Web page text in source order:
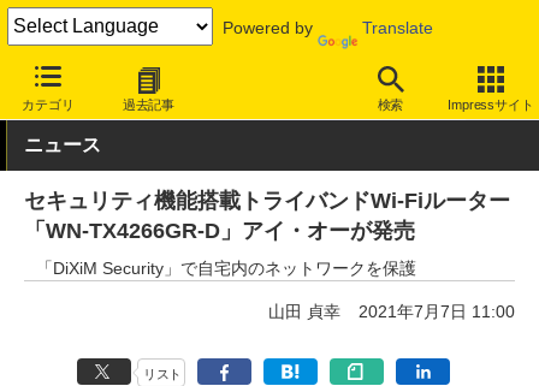
Powered by Translate
カテゴリ 過去記事 検索 Impressサイト
INTERNET Watch ハードウェア 無線LAN
ニュース
セキュリティ機能搭載トライバンドWi-Fiルーター
「WN-TX4266GR-D」アイ・オーが発売
「DiXiM Security」で自宅内のネットワークを保護
山田 貞幸 2021年7月7日 11:00
リスト